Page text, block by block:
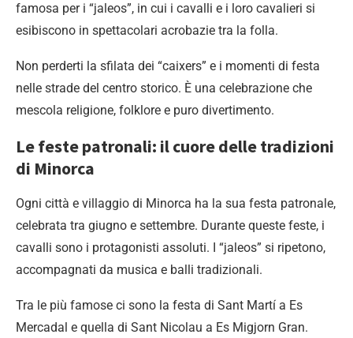
famosa per i “jaleos”, in cui i cavalli e i loro cavalieri si
esibiscono in spettacolari acrobazie tra la folla.
Non perderti la sfilata dei “caixers” e i momenti di festa
nelle strade del centro storico. È una celebrazione che
mescola religione, folklore e puro divertimento.
Le feste patronali: il cuore delle tradizioni
di Minorca
Ogni città e villaggio di Minorca ha la sua festa patronale,
celebrata tra giugno e settembre. Durante queste feste, i
cavalli sono i protagonisti assoluti. I “jaleos” si ripetono,
accompagnati da musica e balli tradizionali.
Tra le più famose ci sono la festa di Sant Martí a Es
Mercadal e quella di Sant Nicolau a Es Migjorn Gran.